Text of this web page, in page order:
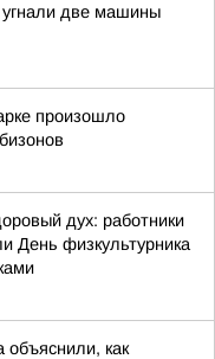
угнали две машины
произошло
дух: работники
День физкультурника
как